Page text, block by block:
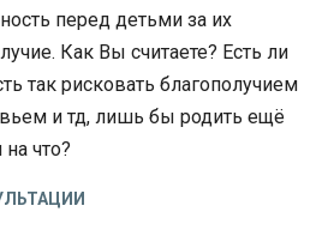
перед детьми за их
Как Вы считаете? Есть ли
так рисковать благополучием
и тд, лишь бы родить ещё
что?